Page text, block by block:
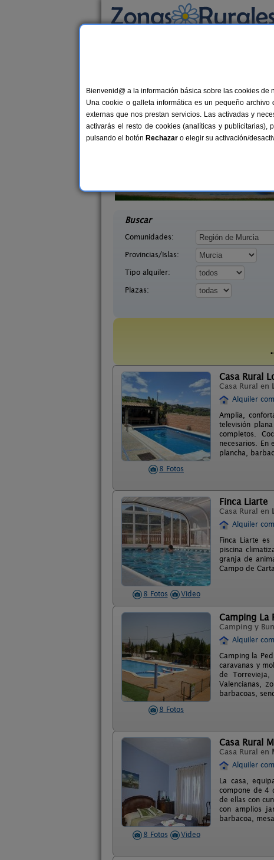
Casas Rurales cerca
25 €
Buscar
Comunidades:
Provincias/Islas:
Tipo alquiler:
Plazas:
8 Fotos
Casa Rural
Casa Rural en
Alquiler
Amplia,
televisión
completos.
necesarios. En
plancha,
8 Fotos Video
Finca Liarte
Casa Rural en
Alquiler
Finca Liarte
piscina
granja de
Campo de
8 Fotos
Camping La
Camping y
Alquiler
Camping la
caravanas y
de Torrevieja,
Valencianas,
barbacoas,
8 Fotos Video
Casa Rural
Casa Rural en
Alquiler
La casa,
compone de 4
de ellas con
con amplios
barbacoa,
Bienvenid@ a la información básica sobre las cookies de
Una cookie o galleta informática es un pequeño
externas que nos prestan servicios. Las activadas y
activarás el resto de cookies (analíticas y publicitarias),
pulsando el botón Rechazar o elegir su activación/